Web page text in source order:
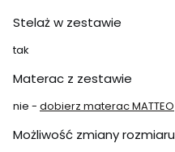
Stelaż w zestawie
tak
Materac z zestawie
nie - dobierz materac MATTEO
Możliwość zmiany rozmiaru